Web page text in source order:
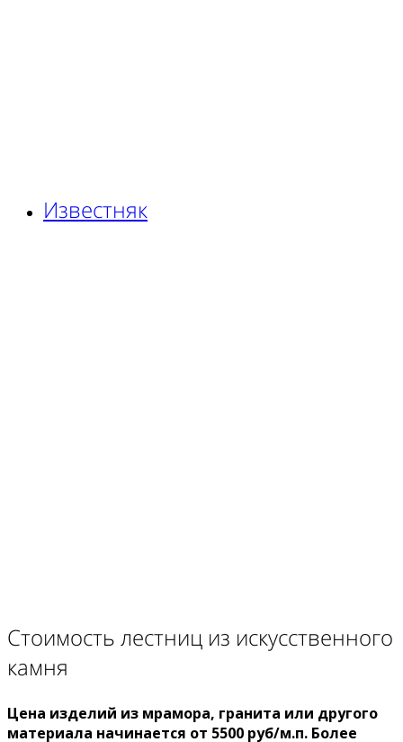
Известняк
Стоимость лестниц из искусственного
камня
Цена изделий из мрамора, гранита или другого
материала начинается от 5500 руб/м.п. Более